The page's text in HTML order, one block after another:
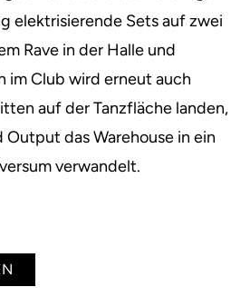
elektrisierende Sets auf zwei
Rave in der Halle und
im Club wird erneut auch
auf der Tanzfläche landen,
das Warehouse in ein
verwandelt.